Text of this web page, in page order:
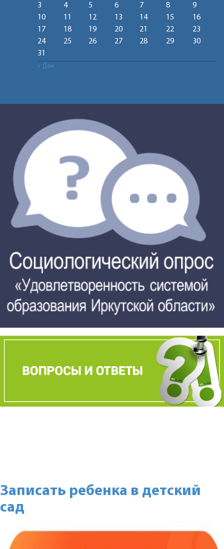
3 4 5 6 7 8
9
10
11 12 13 14 15
16
17
18 19 20 21 22
23
24
25 26 27 28 29
30
31
« Дек
Записать ребенка в детский
сад